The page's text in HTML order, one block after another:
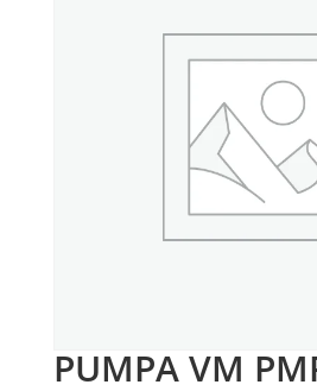
PUMPA VM